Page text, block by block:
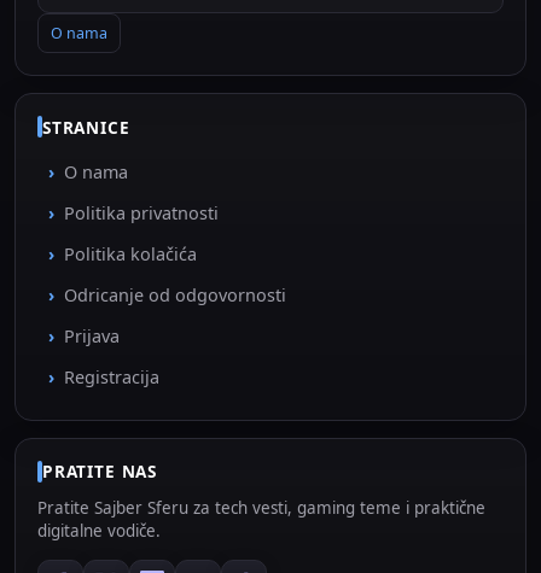
O nama
STRANICE
O nama
Politika privatnosti
Politika kolačića
Odricanje od odgovornosti
Prijava
Registracija
PRATITE NAS
Pratite Sajber Sferu za tech vesti, gaming teme i praktične
digitalne vodiče.